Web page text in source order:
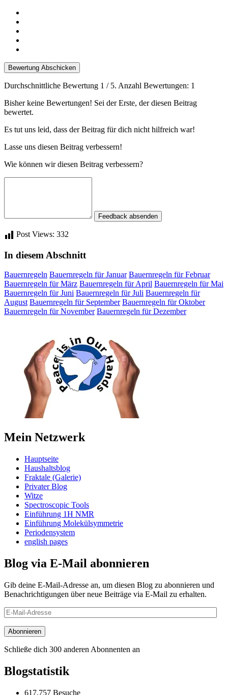
Bewertung Abschicken
Durchschnittliche Bewertung 1 / 5. Anzahl Bewertungen: 1
Bisher keine Bewertungen! Sei der Erste, der diesen Beitrag
bewertet.
Es tut uns leid, dass der Beitrag für dich nicht hilfreich war!
Lasse uns diesen Beitrag verbessern!
Wie können wir diesen Beitrag verbessern?
Feedback absenden
Post Views: 332
In diesem Abschnitt
Bauernregeln Bauernregeln für Januar Bauernregeln für Februar
Bauernregeln für März Bauernregeln für April Bauernregeln für Mai
Bauernregeln für Juni Bauernregeln für Juli Bauernregeln für
August Bauernregeln für September Bauernregeln für Oktober
Bauernregeln für November Bauernregeln für Dezember
Mein Netzwerk
Hauptseite
Haushaltsblog
Fraktale (Galerie)
Privater Blog
Witze
Spectroscopic Tools
Einführung 1H NMR
Einführung Molekülsymmetrie
Periodensystem
english pages
Blog via E-Mail abonnieren
Gib deine E-Mail-Adresse an, um diesen Blog zu abonnieren und
Benachrichtigungen über neue Beiträge via E-Mail zu erhalten.
E-
Mail-
Adresse
Abonnieren
Schließe dich 300 anderen Abonnenten an
Blogstatistik
617.757 Besuche